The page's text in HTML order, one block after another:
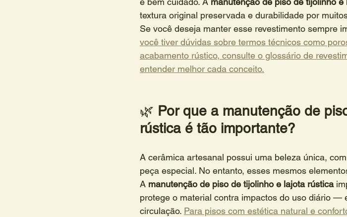
textura original preservada e durabilidade por
Se você deseja manter esse revestimento sempre
você tiver dúvidas sobre termos técnicos como
acabamento rústico, consulte o glossário de
entender melhor cada conceito.
🌿 Por que a manutenção de
rústica é tão importante?
A cerâmica artesanal possui uma beleza única,
peça especial. No entanto, esses mesmos
A manutenção de piso de tijolinho e lajota rústica
protege o material contra impactos do uso diário —
circulação. Para pisos com estética natural e